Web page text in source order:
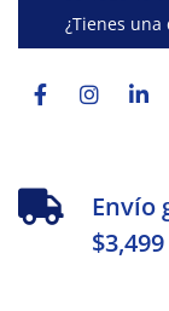
¿Tienes una
Facebook-
f
Envío
$3,499